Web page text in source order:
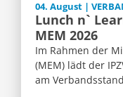
04. August |
Lunch n`
MEM 2026
Im Rahmen der
(MEM) lädt der
am